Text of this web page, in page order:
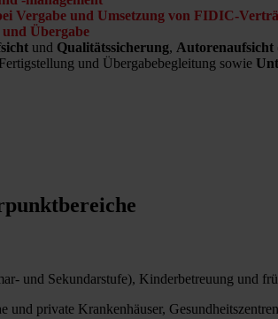
Vergabe und Umsetzung von FIDIC-
Übergabe
und Qualitätssicherung, Autorenaufsicht
und Übergabebegleitung sowie
und Sekundarstufe), Kinderbetreuung und
und private Krankenhäuser,